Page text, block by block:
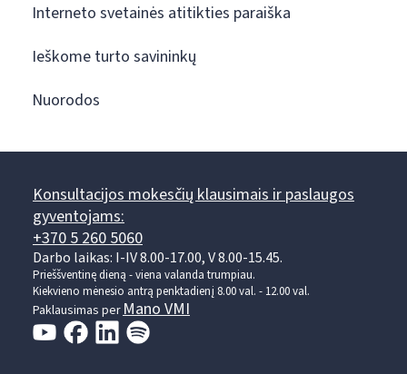
Interneto svetainės atitikties paraiška
Ieškome turto savininkų
Nuorodos
Konsultacijos mokesčių klausimais ir paslaugos
gyventojams:
+370 5 260 5060
Darbo laikas: I-IV 8.00-17.00, V 8.00-15.45.
Prieššventinę dieną - viena valanda trumpiau.
Kiekvieno mėnesio antrą penktadienį 8.00 val. - 12.00 val.
Paklausimas per Mano VMI